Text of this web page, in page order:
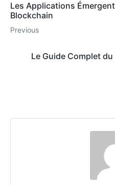
Les Applications
Blockchain
Previous
Le Guide Complet